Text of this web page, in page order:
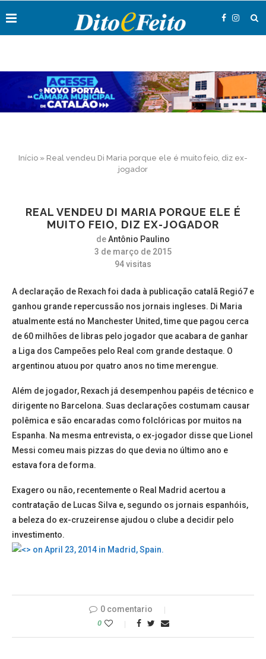
Início » Real vendeu Di Maria porque ele é muito feio, diz ex-
jogador
REAL VENDEU DI MARIA PORQUE ELE É
MUITO FEIO, DIZ EX-JOGADOR
deAntônio Paulino
3 de março de 2015
94visitas
A declaração de Rexach foi dada à publicação catalã Regió7 e
ganhou grande repercussão nos jornais ingleses. Di Maria
atualmente está no Manchester United, time que pagou cerca
de 60 milhões de libras pelo jogador que acabara de ganhar
a Liga dos Campeões pelo Real com grande destaque. O
argentinou atuou por quatro anos no time merengue.
Além de jogador, Rexach já desempenhou papéis de técnico e
dirigente no Barcelona. Suas declarações costumam causar
polêmica e são encaradas como folclóricas por muitos na
Espanha. Na mesma entrevista, o ex-jogador disse que Lionel
Messi comeu mais pizzas do que devia no último ano e
estava fora de forma.
Exagero ou não, recentemente o Real Madrid acertou a
contratação de Lucas Silva e, segundo os jornais espanhóis,
a beleza do ex-cruzeirense ajudou o clube a decidir pelo
investimento.
0 comentario
0